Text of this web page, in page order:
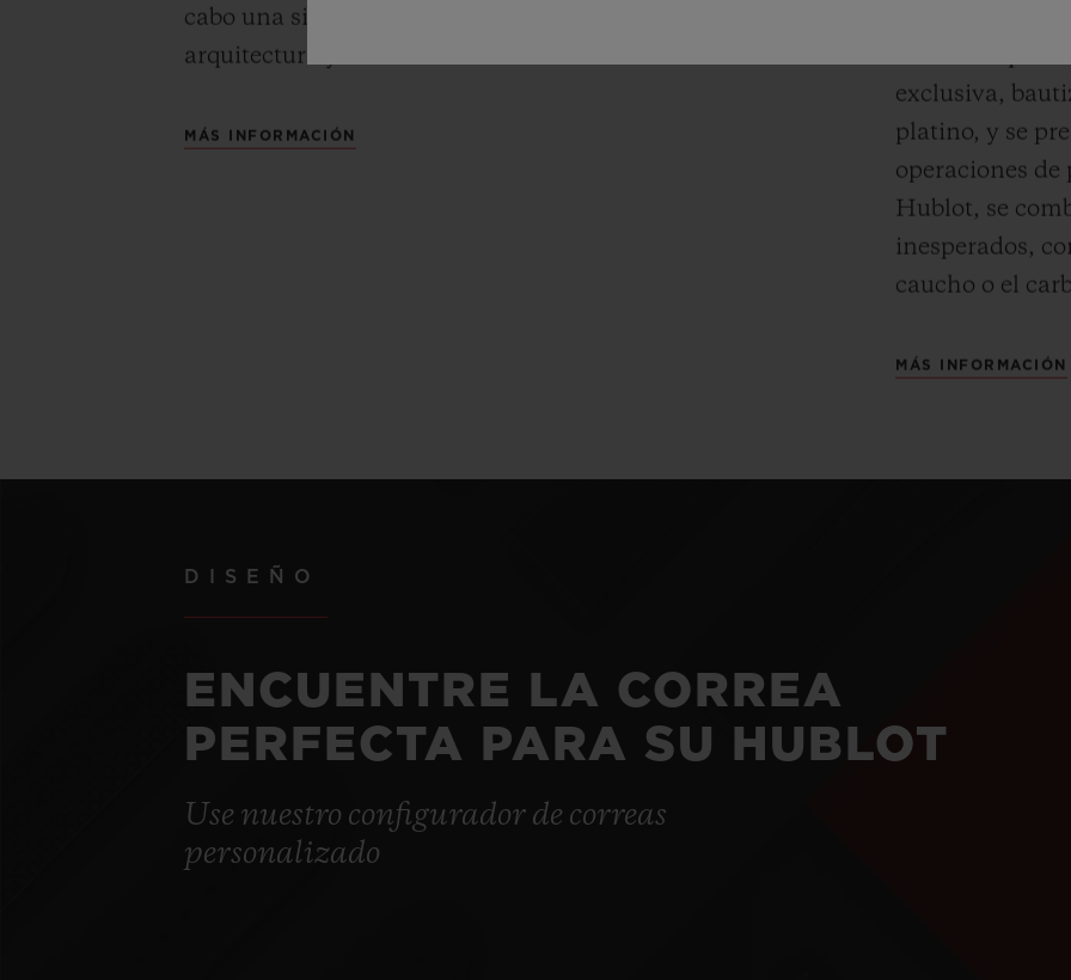
cabo una simbiosis perfecta entre funcionalidad,
arquitectura y diseño.
MÁS INFORMACIÓN
exclusiva,
platino, y se
operaciones
Hublot, se
inesperados,
caucho o el
MÁS INFORMACIÓN
DISEÑO
ENCUENTRE LA CORREA
PERFECTA PARA SU HUBLOT
Use nuestro configurador de correas
personalizado